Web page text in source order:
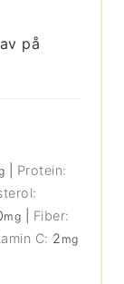
på
Protein:
mg
Fiber:
C: 2 mg